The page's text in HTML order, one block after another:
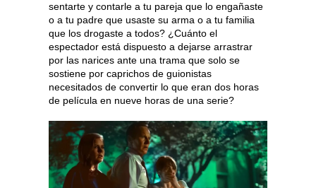
sentarte y contarle a tu pareja que lo engañaste
o a tu padre que usaste su arma o a tu familia
que los drogaste a todos? ¿Cuánto el
espectador está dispuesto a dejarse arrastrar
por las narices ante una trama que solo se
sostiene por caprichos de guionistas
necesitados de convertir lo que eran dos horas
de película en nueve horas de una serie?